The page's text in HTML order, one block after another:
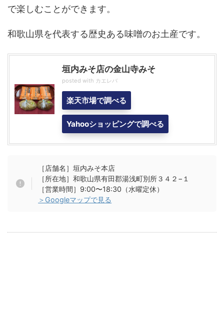
で楽しむことができます。
和歌山県を代表する歴史ある味噌のお土産です。
垣内みそ店の金山寺みそ
posted with カエレバ
楽天市場で調べる
Yahooショッピングで調べる
［店舗名］垣内みそ本店
［所在地］和歌山県有田郡湯浅町別所３４２−１
［営業時間］9:00〜18:30（水曜定休）
＞Googleマップで見る